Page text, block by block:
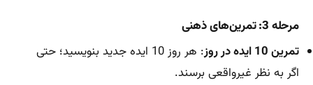
مرحله 3: تمرین‌های ذهنی
تمرین 10 ایده در روز
: هر روز 10 ایده جدید بنویسید؛ حتی
اگر به نظر غیرواقعی برسند.